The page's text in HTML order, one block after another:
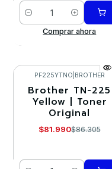
Cantidad
Comprar ahora
-5%
PF225YTNO BROTHER
Brother TN-225
Yellow | Toner
Original
$81.990$86.305